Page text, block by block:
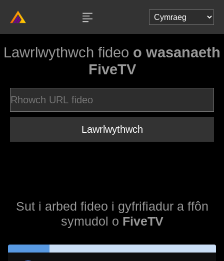
Lawrlwythwch fideo o wasanaeth
FiveTV
Lawrlwythwch
Sut i arbed fideo i gyfrifiadur a ffôn
symudol o FiveTV